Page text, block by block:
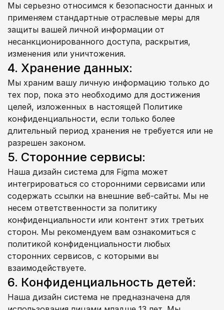
Мы серьезно относимся к безопасности данных и
применяем стандартные отраслевые меры для
защиты вашей личной информации от
несанкционированного доступа, раскрытия,
изменения или уничтожения.
4. Хранение данных:
Мы храним вашу личную информацию только до
тех пор, пока это необходимо для достижения
целей, изложенных в настоящей Политике
конфиденциальности, если только более
длительный период хранения не требуется или не
разрешен законом.
5. Сторонние сервисы:
Наша дизайн система для Figma может
интегрироваться со сторонними сервисами или
содержать ссылки на внешние веб-сайты. Мы не
несем ответственности за политику
конфиденциальности или контент этих третьих
сторон. Мы рекомендуем вам ознакомиться с
политикой конфиденциальности любых
сторонних сервисов, с которыми вы
взаимодействуете.
6. Конфиденциальность детей:
Наша дизайн система не предназначена для